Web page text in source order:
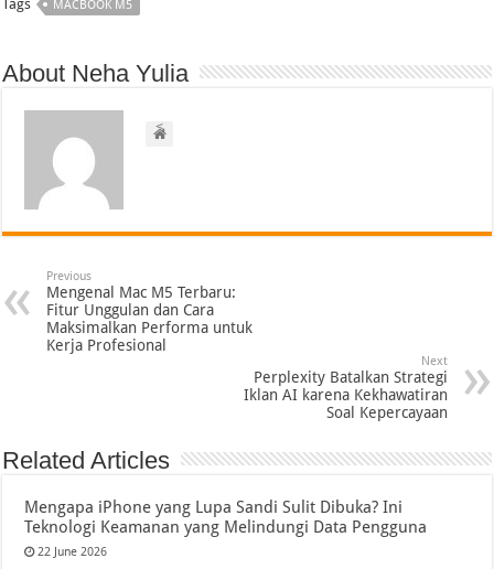
Tags MACBOOK M5
About Neha Yulia
<
Previous
Mengenal Mac M5 Terbaru:
Fitur Unggulan dan Cara
Maksimalkan Performa untuk
Kerja Profesional
Next
Perplexity Batalkan Strategi
Iklan AI karena Kekhawatiran
Soal Kepercayaan
Related Articles
Mengapa iPhone yang Lupa Sandi Sulit Dibuka? Ini
Teknologi Keamanan yang Melindungi Data Pengguna
22 June 2026